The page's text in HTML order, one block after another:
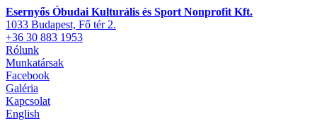
Esernyős Óbudai Kulturális és Sport Nonprofit Kft.
1033 Budapest, Fő tér 2.
+36 30 883 1953
Rólunk
Munkatársak
Facebook
Galéria
Kapcsolat
English